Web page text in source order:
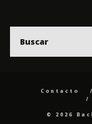
Contacto
© 2026